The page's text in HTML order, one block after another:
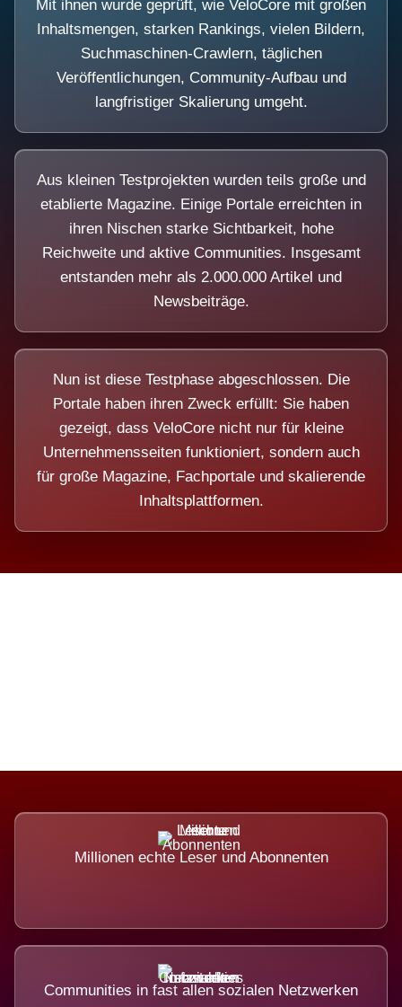
Mit ihnen wurde geprüft, wie VeloCore mit großen
Inhaltsmengen, starken Rankings, vielen Bildern,
Suchmaschinen-Crawlern, täglichen
Veröffentlichungen, Community-Aufbau und
langfristiger Skalierung umgeht.
Aus kleinen Testprojekten wurden teils große und
etablierte Magazine. Einige Portale erreichten in
ihren Nischen starke Sichtbarkeit, hohe
Reichweite und aktive Communities. Insgesamt
entstanden mehr als 2.000.000 Artikel und
Newsbeiträge.
Nun ist diese Testphase abgeschlossen. Die
Portale haben ihren Zweck erfüllt: Sie haben
gezeigt, dass VeloCore nicht nur für kleine
Unternehmensseiten funktioniert, sondern auch
für große Magazine, Fachportale und skalierende
Inhaltsplattformen.
Millionen echte Leser und Abonnenten
Communities in fast allen sozialen Netzwerken